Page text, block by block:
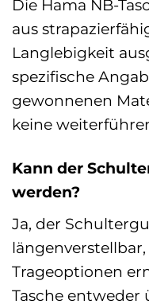
Die Hama NB-
aus
Langlebigkeit
spezifische
gewonnenen
keine
Kann der
werden?
Ja, der
Trageoptionen
Tasche entweder